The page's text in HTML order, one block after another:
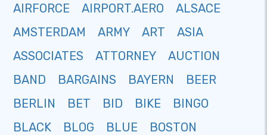
AIRFORCE
AIRPORT.AERO
ALSACE
AMSTERDAM
ARMY ART
ASIA
ASSOCIATES
ATTORNEY
AUCTION
BAND
BARGAINS BAYERN
BEER
BERLIN
BET BID BIKE
BINGO
BLACK
BLOG BLUE
BOSTON